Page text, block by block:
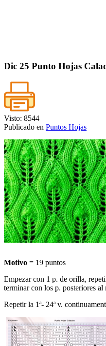
Dic 25 Punto Hojas
Visto: 8544
Publicado en Puntos Hojas
Motivo = 19 puntos
Empezar con 1 p. de orilla,
terminar con los p. posteriores
Repetir la 1ª- 24ª v.